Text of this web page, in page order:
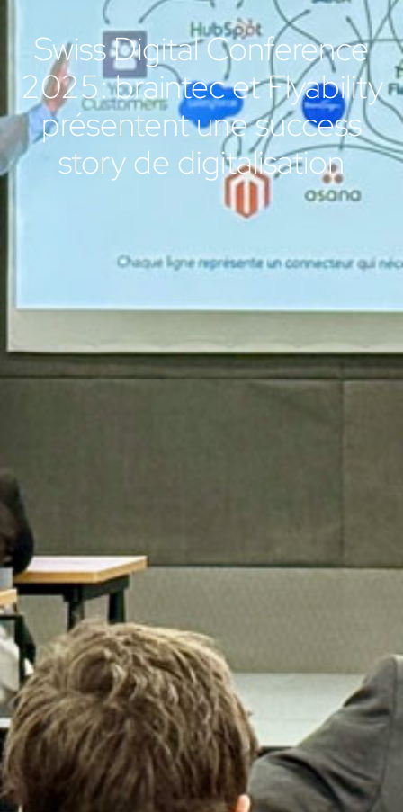
Swiss Digital Conference
2025: braintec et Flyability
présentent une success
story de digitalisation